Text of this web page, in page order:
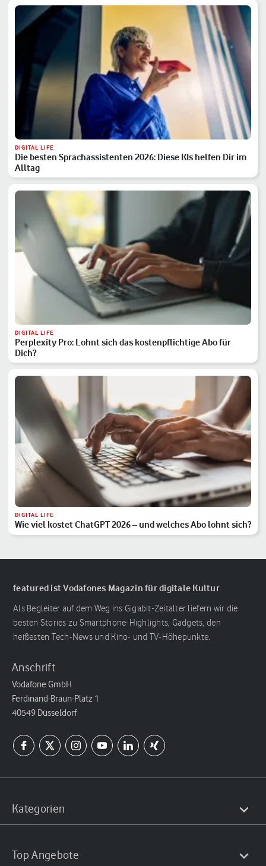
DIGITAL LIFE
Die besten Sprachassistenten 2026: Diese KIs helfen Dir im
Alltag
DIGITAL LIFE
Perplexity Pro: Lohnt sich das kostenpflichtige Abo für
Dich?
DIGITAL LIFE
Wie viel kostet ChatGPT 2026 – und welches Abo lohnt sich?
featured ist Vodafones Magazin für digitale Kultur
Als Begleiter auf dem Weg ins Gigabit-Zeitalter liefern wir die
besten Stories zu Smartphone-Highlights, Gadgets, den
heißesten Tech-News und Kino- und TV-Höhepunkte.
Anschrift
Vodafone GmbH
Ferdinand-Braun-Platz 1
40549 Düsseldorf
Kategorien
Top Angebote